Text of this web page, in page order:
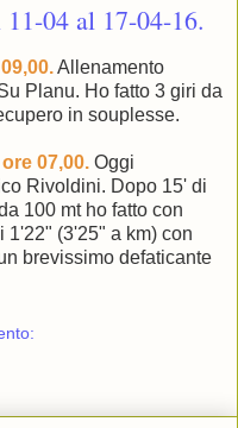
04 al 17-04-16.
Allenamento
Planu. Ho fatto 3 giri da
in souplesse.
07,00. Oggi
Rivoldini. Dopo 15' di
100 mt ho fatto con
1'22" (3'25" a km) con
brevissimo defaticante